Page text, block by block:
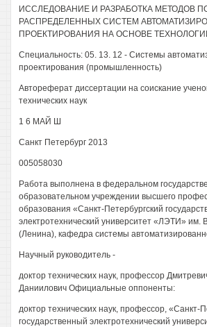
ИССЛЕДОВАНИЕ И РАЗРАБОТКА МЕТОДОВ
РАСПРЕДЕЛЕННЫХ СИСТЕМ
ПРОЕКТИРОВАНИЯ НА ОСНОВЕ
Специальность: 05. 13. 12 - Системы
проектирования (промышленность)
Автореферат диссертации на соискание
технических наук
1 6 МАЙ Ш
Санкт Петербург 2013
005058030
Работа выполнена в федеральном
образовательном учреждении высшего
образования «Санкт-Петербургский
электротехнический университет «ЛЭТИ» им.
(Ленина), кафедра системы
Научный руководитель -
доктор технических наук, профессор
Даниилович Официальные оппоненты:
доктор технических наук, профессор, «Санкт-
государственный электротехнический